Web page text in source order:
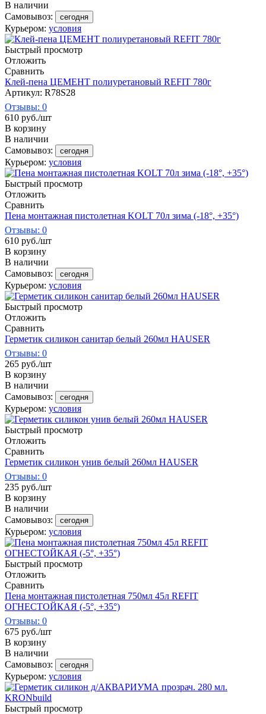
В наличии
Самовывоз:
сегодня
Курьером: условия
Быстрый просмотр
Отложить
Сравнить
Клей-пена ЦЕМЕНТ полиуретановый REFIT 780г
Артикул: R78S28
Отзывы: 0
610 руб./шт
В корзину
В наличии
Самовывоз:
сегодня
Курьером: условия
Быстрый просмотр
Отложить
Сравнить
Пена монтажная пистолетная KOLT 70л зима (-18°, +35°)
Отзывы: 0
610 руб./шт
В корзину
В наличии
Самовывоз:
сегодня
Курьером: условия
Быстрый просмотр
Отложить
Сравнить
Герметик силикон санитар белый 260мл HAUSER
Отзывы: 0
265 руб./шт
В корзину
В наличии
Самовывоз:
сегодня
Курьером: условия
Быстрый просмотр
Отложить
Сравнить
Герметик силикон унив белый 260мл HAUSER
Отзывы: 0
235 руб./шт
В корзину
В наличии
Самовывоз:
сегодня
Курьером: условия
Быстрый просмотр
Отложить
Сравнить
Пена монтажная пистолетная 750мл 45л REFIT
ОГНЕСТОЙКАЯ (-5°, +35°)
Отзывы: 0
675 руб./шт
В корзину
В наличии
Самовывоз:
сегодня
Курьером: условия
Быстрый просмотр